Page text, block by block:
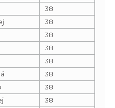
38
38
38
38
38
38
38
38